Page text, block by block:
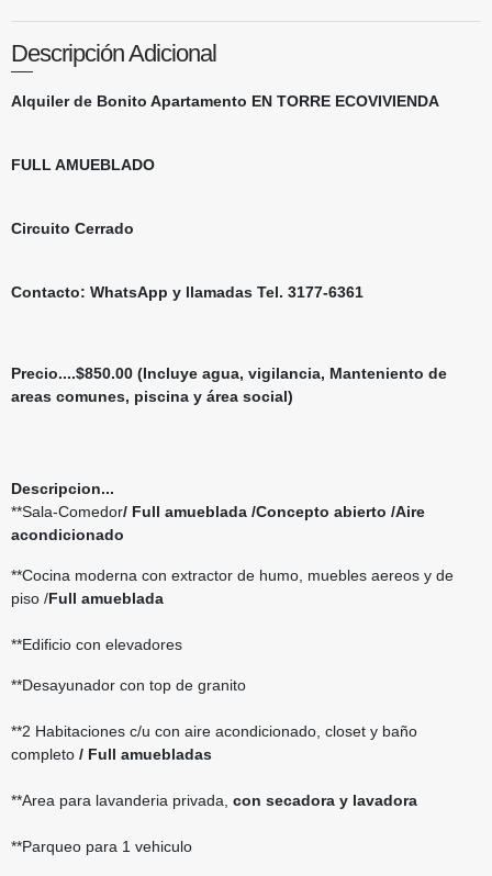
Descripción Adicional
Alquiler de Bonito Apartamento EN TORRE ECOVIVIENDA
FULL AMUEBLADO
Circuito Cerrado
Contacto: WhatsApp y llamadas Tel. 3177-6361
Precio....$850.00 (Incluye agua, vigilancia, Manteniento de
areas comunes, piscina y área social)
Descripcion...
**Sala-Comedor/ Full amueblada /Concepto abierto /Aire
acondicionado
**Cocina moderna con extractor de humo, muebles aereos y de
piso /Full amueblada
**Edificio con elevadores
**Desayunador con top de granito
**2 Habitaciones c/u con aire acondicionado, closet y baño
completo / Full amuebladas
**Area para lavanderia privada, con secadora y lavadora
**Parqueo para 1 vehiculo